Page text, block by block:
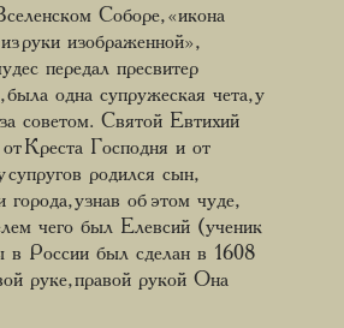
Соборе, «икона
руки изображенной»,
передал пресвитер
одна супружеская чета, у
советом. Святой Евтихий
Креста Господня и от
родился сын,
узнав об этом чуде,
чего был Елевсий (ученик
в России был сделан в 1608
руке, правой рукой Она